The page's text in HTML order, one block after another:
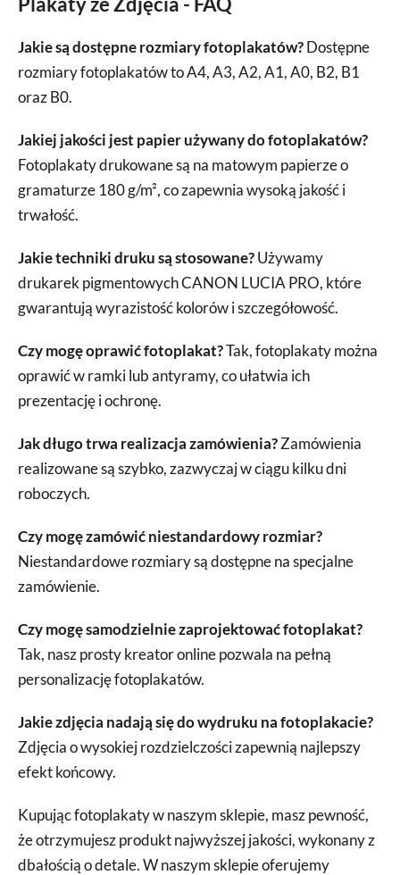
Jakie są dostępne rozmiary fotoplakatów?Dostępne
rozmiary fotoplakatów to A4, A3, A2, A1, A0, B2, B1
oraz B0.
Jakiej jakości jest papier używany do fotoplakatów?
Fotoplakaty drukowane są na matowym papierze o
gramaturze 180 g/m², co zapewnia wysoką jakość i
trwałość.
Jakie techniki druku są stosowane?Używamy
drukarek pigmentowych CANON LUCIA PRO, które
gwarantują wyrazistość kolorów i szczegółowość.
Czy mogę oprawić fotoplakat?Tak, fotoplakaty można
oprawić w ramki lub antyramy, co ułatwia ich
prezentację i ochronę.
Jak długo trwa realizacja zamówienia?Zamówienia
realizowane są szybko, zazwyczaj w ciągu kilku dni
roboczych.
Czy mogę zamówić niestandardowy rozmiar?
Niestandardowe rozmiary są dostępne na specjalne
zamówienie.
Czy mogę samodzielnie zaprojektować fotoplakat?
Tak, nasz prosty kreator online pozwala na pełną
personalizację fotoplakatów.
Jakie zdjęcia nadają się do wydruku na fotoplakacie?
Zdjęcia o wysokiej rozdzielczości zapewnią najlepszy
efekt końcowy.
Kupując fotoplakaty w naszym sklepie, masz pewność,
że otrzymujesz produkt najwyższej jakości, wykonany z
dbałością o detale. W naszym sklepie oferujemy